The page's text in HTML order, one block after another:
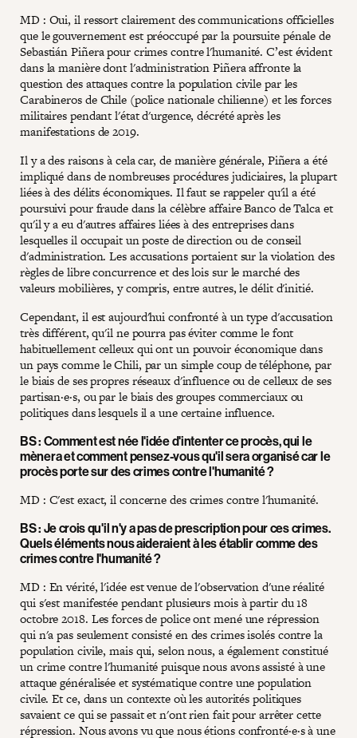
MD : Oui, il ressort clairement des communications officielles
que le gouvernement est préoccupé par la poursuite pénale de
Sebastián Piñera pour crimes contre l'humanité. C’est évident
dans la manière dont l'administration Piñera affronte la
question des attaques contre la population civile par les
Carabineros de Chile (police nationale chilienne) et les forces
militaires pendant l'état d'urgence, décrété après les
manifestations de 2019.
Il y a des raisons à cela car, de manière générale, Piñera a été
impliqué dans de nombreuses procédures judiciaires, la plupart
liées à des délits économiques. Il faut se rappeler qu'il a été
poursuivi pour fraude dans la célèbre affaire Banco de Talca et
qu'il y a eu d'autres affaires liées à des entreprises dans
lesquelles il occupait un poste de direction ou de conseil
d'administration. Les accusations portaient sur la violation des
règles de libre concurrence et des lois sur le marché des
valeurs mobilières, y compris, entre autres, le délit d'initié.
Cependant, il est aujourd'hui confronté à un type d'accusation
très différent, qu'il ne pourra pas éviter comme le font
habituellement celleux qui ont un pouvoir économique dans
un pays comme le Chili, par un simple coup de téléphone, par
le biais de ses propres réseaux d'influence ou de celleux de ses
partisan·e·s, ou par le biais des groupes commerciaux ou
politiques dans lesquels il a une certaine influence.
BS : Comment est née l'idée d'intenter ce procès, qui le
mènera et comment pensez-vous qu'il sera organisé car le
procès porte sur des crimes contre l'humanité ?
MD : C'est exact, il concerne des crimes contre l'humanité.
BS : Je crois qu'il n'y a pas de prescription pour ces crimes.
Quels éléments nous aideraient à les établir comme des
crimes contre l'humanité ?
MD : En vérité, l'idée est venue de l'observation d'une réalité
qui s'est manifestée pendant plusieurs mois à partir du 18
octobre 2018. Les forces de police ont mené une répression
qui n'a pas seulement consisté en des crimes isolés contre la
population civile, mais qui, selon nous, a également constitué
un crime contre l'humanité puisque nous avons assisté à une
attaque généralisée et systématique contre une population
civile. Et ce, dans un contexte où les autorités politiques
savaient ce qui se passait et n'ont rien fait pour arrêter cette
répression. Nous avons vu que nous étions confronté·e·s à une